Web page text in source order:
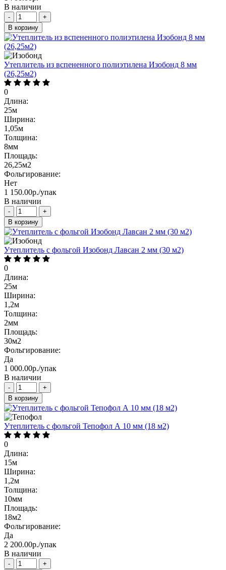
В наличии
-
+
В корзину
Утеплитель из вспененного полиэтилена Изобонд 8 мм
(26,25м2)
0
Длина:
25м
Ширина:
1,05м
Толщина:
8мм
Площадь:
26,25м2
Фольгирование:
Нет
1 150.00р./упак
В наличии
-
+
В корзину
Утеплитель с фольгой Изобонд Лавсан 2 мм (30 м2)
0
Длина:
25м
Ширина:
1,2м
Толщина:
2мм
Площадь:
30м2
Фольгирование:
Да
1 000.00р./упак
В наличии
-
+
В корзину
Утеплитель с фольгой Тепофол А 10 мм (18 м2)
0
Длина:
15м
Ширина:
1,2м
Толщина:
10мм
Площадь:
18м2
Фольгирование:
Да
2 200.00р./упак
В наличии
-
+